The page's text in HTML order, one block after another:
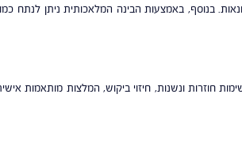
בנוסף, באמצעות הבינה המלאכותית ניתן לנתח
ונשנות, חיזוי ביקוש, המלצות מותאמות